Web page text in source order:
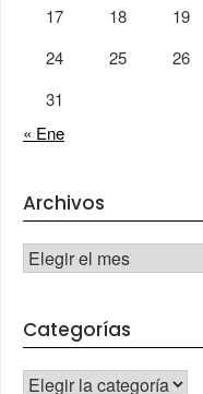
17
18 19
24
25 26
31
« Ene
Archivos
Archivos
Categorías
CATEGORÍAS